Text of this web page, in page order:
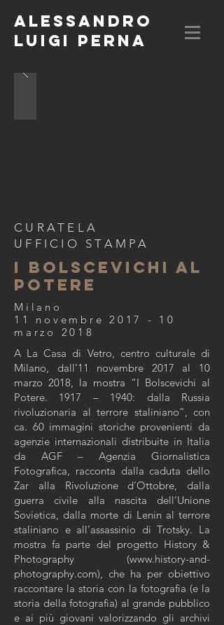
ALESSANDRO
LUIGI PERNA
CURATELA
UFFICIO STAMPA
I BOLSCEVICHI AL
POTERE
Milano
11 novembre 2017 - 10
marzo 2018
A La Casa di Vetro, centro culturale di
Milano, dall’11 novembre 2017 al 10
marzo 2018, la mostra “I Bolscevichi al
Potere. 1917 – 1940: dalla Russia
rivoluzionaria al terrore staliniano”, con
ca. 60 immagini storiche provenienti da
agenzie internazionali distribuite in Italia
da AGF – Agenzia Giornalistica
Fotografica, racconta dalla caduta dello
Zar alla Rivoluzione d’Ottobre, dalla
guerra civile alla nascita dell’Unione
Sovietica, dalla morte di Lenin al terrore
staliniano e all’assassinio di Trotsky. La
mostra fa parte del progetto History &
Photography (www.history-and-
photography.com), che ha per obiettivo
raccontare la storia con la fotografia (e la
storia della fotografia) al grande pubblico
e ai più giovani valorizzando gli archivi